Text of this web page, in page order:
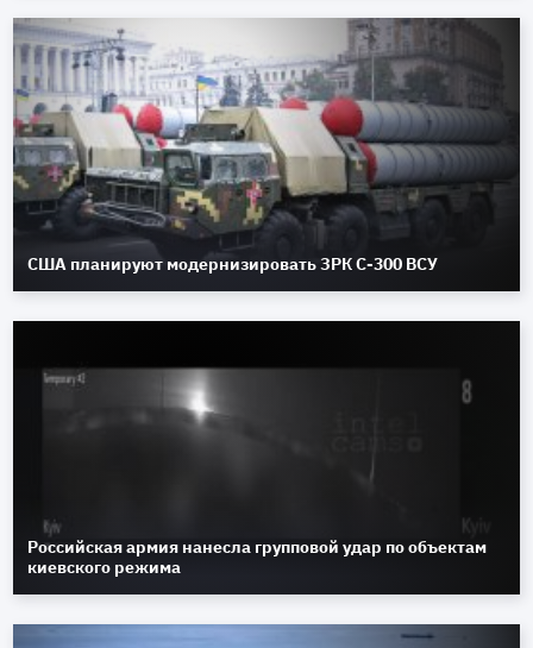
США планируют модернизировать ЗРК С-300 ВСУ
Российская армия нанесла групповой удар по объектам
киевского режима